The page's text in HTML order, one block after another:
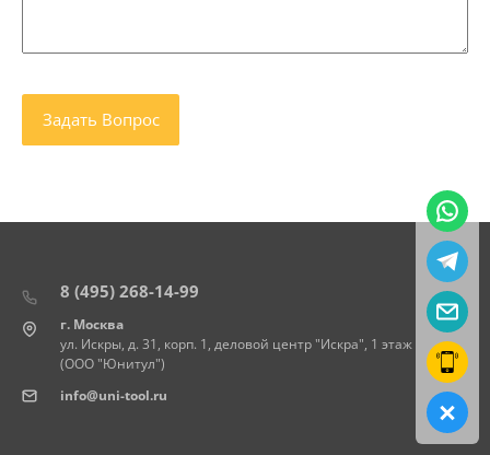
8 (495) 268-14-99
г. Москва
ул. Искры, д. 31, корп. 1, деловой центр "Искра", 1 этаж
(ООО "Юнитул")
info@uni-tool.ru